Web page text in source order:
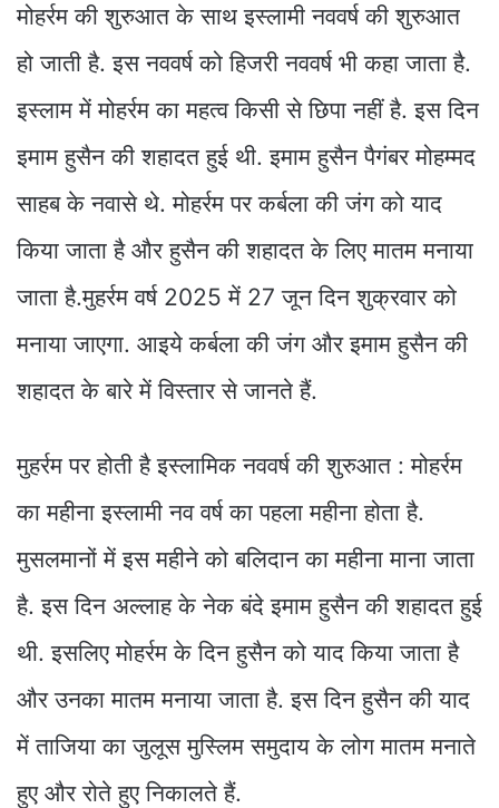
मोहर्रम की शुरुआत के साथ इस्लामी नववर्ष की शुरुआत
हो जाती है. इस नववर्ष को हिजरी नववर्ष भी कहा जाता है.
इस्लाम में मोहर्रम का महत्व किसी से छिपा नहीं है. इस दिन
इमाम हुसैन की शहादत हुई थी. इमाम हुसैन पैगंबर मोहम्मद
साहब के नवासे थे. मोहर्रम पर कर्बला की जंग को याद
किया जाता है और हुसैन की शहादत के लिए मातम मनाया
जाता है.मुहर्रम वर्ष 2025 में 27 जून दिन शुक्रवार को
मनाया जाएगा. आइये कर्बला की जंग और इमाम हुसैन की
शहादत के बारे में विस्तार से जानते हैं.
मुहर्रम पर होती है इस्लामिक नववर्ष की शुरुआत : मोहर्रम
का महीना इस्लामी नव वर्ष का पहला महीना होता है.
मुसलमानों में इस महीने को बलिदान का महीना माना जाता
है. इस दिन अल्लाह के नेक बंदे इमाम हुसैन की शहादत हुई
थी. इसलिए मोहर्रम के दिन हुसैन को याद किया जाता है
और उनका मातम मनाया जाता है. इस दिन हुसैन की याद
में ताजिया का जुलूस मुस्लिम समुदाय के लोग मातम मनाते
हुए और रोते हुए निकालते हैं.